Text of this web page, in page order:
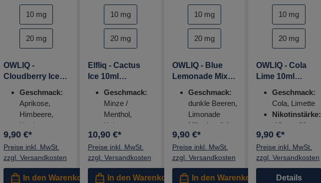
Nikotinstärke auswählen
10 mg
20 mg
OWLIQ -
Cloudberry Ice
Geschmack:
Aprikose,
Himbeere,
Honig,
Moltebeere,
Orange
Nikotinstärke:
10 mg, 20mg
9,90 €*
Preise inkl. MwSt.
zzgl. Versandkosten
In den Warenkorb
Nikotinstärke auswählen
10 mg
20 mg
Elfliq - Cactus
Ice 10ml
Geschmack:
Minze /
Menthol,
Kaktus
Nikotinstärke
n:10 mg, 20
mg
10,90 €*
Preise inkl. MwSt.
zzgl. Versandkosten
In den Warenkorb
Nikotinstärke auswählen
10 mg
20 mg
OWLIQ - Blue
Lemonade Mix
Geschmack:
dunkle Beeren,
Limonade
Nikotinstärke:
10 mg, 20mg
9,90 €*
Preise inkl. MwSt.
zzgl. Versandkosten
In den Warenkorb
Nikotinstärke
10 mg
20 mg
OWLIQ - Cola
Lime 10ml
Geschmack:
Cola, Limette
Nikotinstärke:
10 mg, 20mg
9,90 €*
Preise inkl. MwSt.
zzgl. Versandkosten
Details